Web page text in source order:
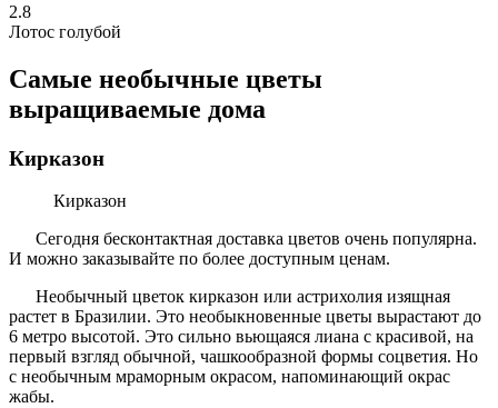
2.8
Лотос голубой
Самые необычные цветы
выращиваемые дома
Кирказон
Кирказон
Сегодня бесконтактная доставка цветов очень популярна.
И можно заказывайте по более доступным ценам.
Необычный цветок кирказон или астрихолия изящная
растет в Бразилии. Это необыкновенные цветы вырастают до
6 метро высотой. Это сильно вьющаяся лиана с красивой, на
первый взгляд обычной, чашкообразной формы соцветия. Но
с необычным мраморным окрасом, напоминающий окрас
жабы.